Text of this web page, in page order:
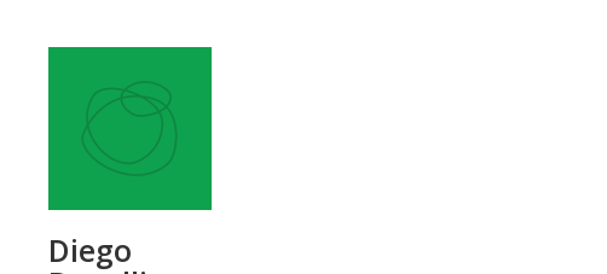
Diego